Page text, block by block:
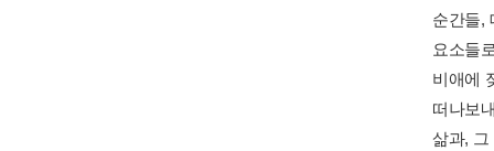
순간들,
요소들
비애에
떠나보
삶과, 그